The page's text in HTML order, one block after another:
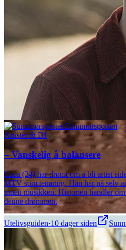
Sunnmørsposten
Artister & DJ
– Vanskelig å balansere
Luca (24) har drømt om å bli artist
MTV som tenåring. Han har nå selv
innen musikken. Historien handler
denne drømmen.
Utelivsguiden·10 dager siden